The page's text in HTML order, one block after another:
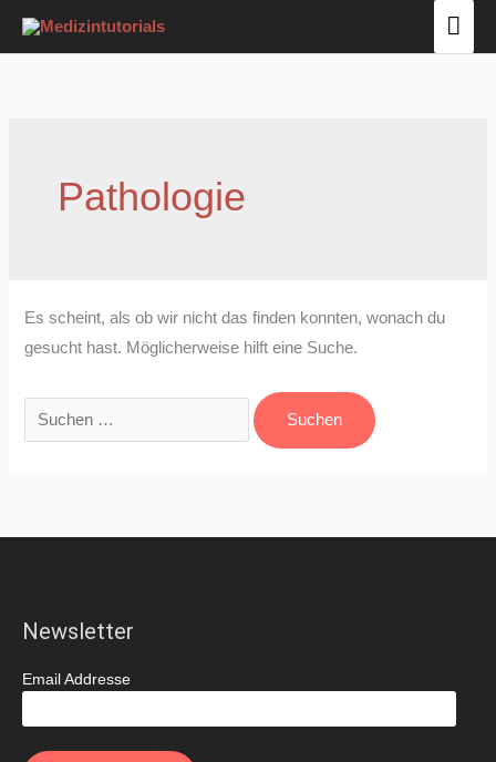
Pathologie
Es scheint, als ob wir nicht das finden konnten, wonach du
gesucht hast. Möglicherweise hilft eine Suche.
Newsletter
Email Addresse